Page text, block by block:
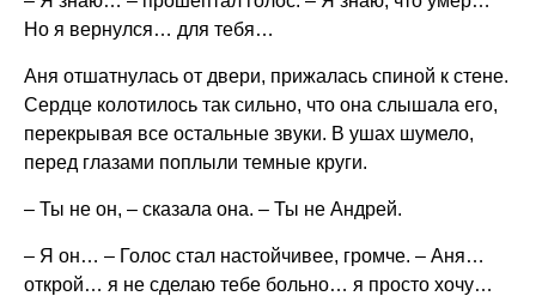
Но я вернулся… для тебя…
Аня отшатнулась от двери, прижалась спиной к стене.
Сердце колотилось так сильно, что она слышала его,
перекрывая все остальные звуки. В ушах шумело,
перед глазами поплыли темные круги.
– Ты не он, – сказала она. – Ты не Андрей.
– Я он… – Голос стал настойчивее, громче. – Аня…
открой… я не сделаю тебе больно… я просто хочу…